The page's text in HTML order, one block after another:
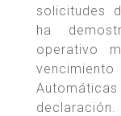
solicitudes
ha
operativo
declaración.